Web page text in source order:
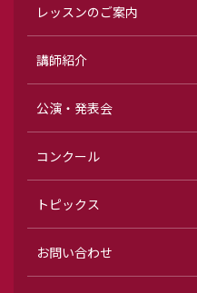
レッスンのご案内
講師紹介
公演・発表会
コンクール
トピックス
お問い合わせ